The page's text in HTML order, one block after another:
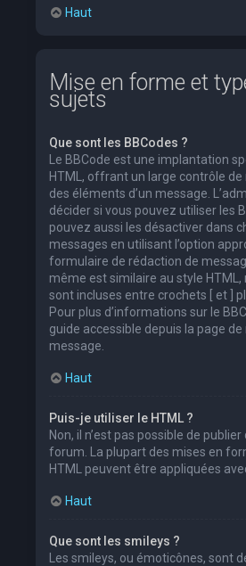
Haut
Mise en forme et
sujets
Que sont les BBCodes ?
Le BBCode est une implantation
HTML, offrant un large contrôle
des éléments d’un message.
décider si vous pouvez utiliser les
pouvez aussi les désactiver dans
messages en utilisant l’option
formulaire de rédaction de
même est similaire au style HTML,
sont incluses entre crochets [ et ]
Pour plus d’informations sur le
guide accessible depuis la page
message.
Haut
Puis-je utiliser le HTML ?
Non, il n’est pas possible de
forum. La plupart des mises en
HTML peuvent être appliquées
Haut
Que sont les smileys ?
Les smileys, ou émoticônes, sont